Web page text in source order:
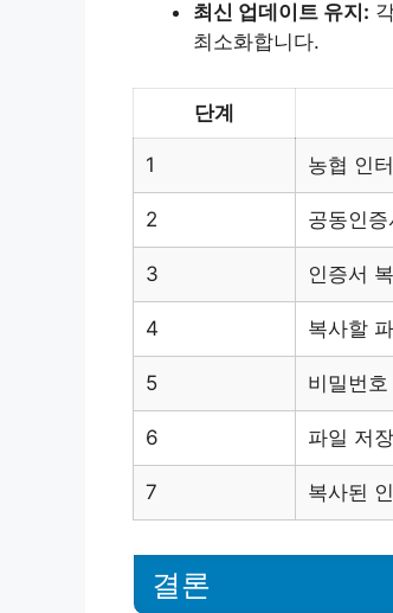
최신 업데이트 유지:
최소화합니다.
단계
1 농협 인
2 공동인
3 인증서
4 복사할
5 비밀번호
6 파일 저장
7 복사된
결론